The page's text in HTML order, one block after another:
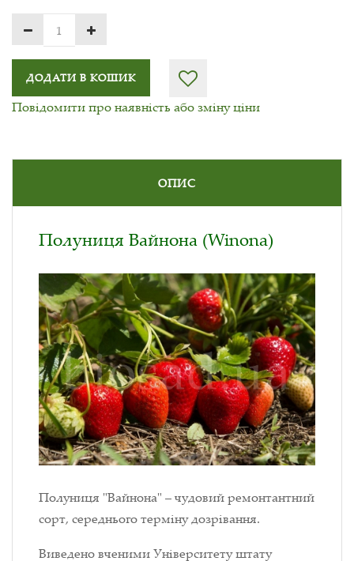
ДОДАТИ В КОШИК
Повідомити про наявність або зміну ціни
ОПИС
Полуниця Вайнона (Winona)
Полуниця "Вайнона" – чудовий ремонтантний
сорт, середнього терміну дозрівання.
Виведено вченими Університету штату